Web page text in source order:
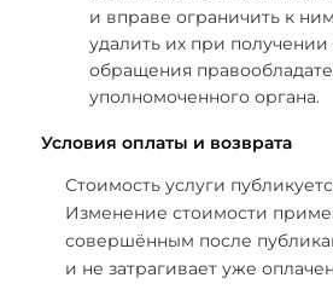
и вправе ограничить к
удалить их при
обращения
уполномоченного органа.
Условия оплаты и возврата
Стоимость услуги
Изменение стоимости
совершённым после
и не затрагивает уже